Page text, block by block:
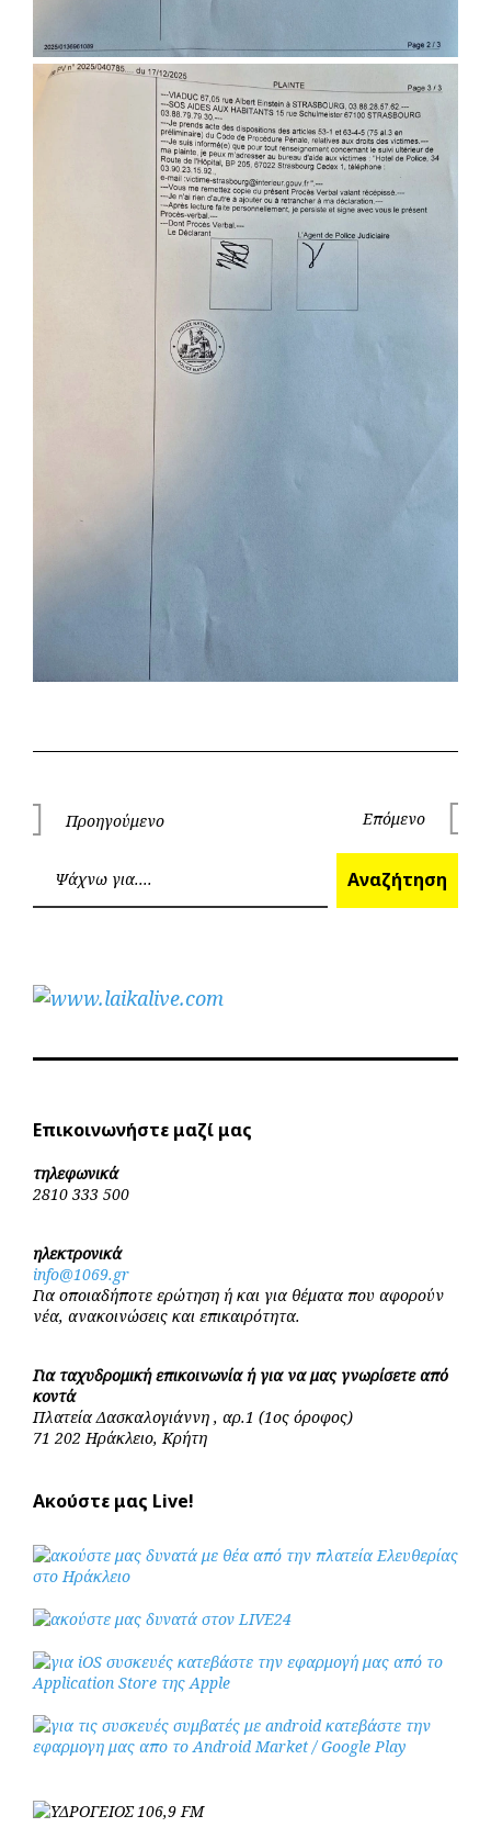
Πλοήγηση
άρθρων
Προηγούμενο Επόμενο
Αναζήτηση
Επικοινωνήστε μαζί μας
τηλεφωνικά
2810 333 500
ηλεκτρονικά
info@1069.gr
Για οποιαδήποτε ερώτηση ή και για θέματα που αφορούν
νέα, ανακοινώσεις και επικαιρότητα.
Για ταχυδρομική επικοινωνία ή για να μας γνωρίσετε από
κοντά
Πλατεία Δασκαλογιάννη , αρ.1 (1ος όροφος)
71 202 Ηράκλειο, Κρήτη
Ακούστε μας Live!